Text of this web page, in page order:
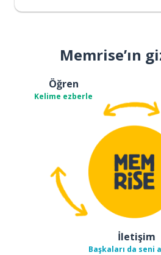
Memrise’ın
Öğren
Kelime ezberle
İletişim
Başkaları da seni